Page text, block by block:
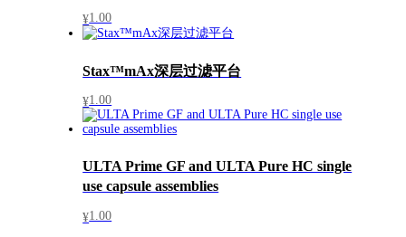
¥1.00
Stax™mAx深层过滤平台
¥1.00
ULTA Prime GF and ULTA Pure HC single
use capsule assemblies
¥1.00